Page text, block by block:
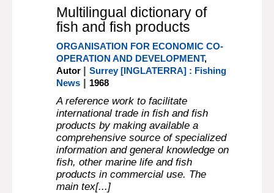
Multilingual dictionary of
fish and fish products
ORGANISATION FOR ECONOMIC CO-
OPERATION AND DEVELOPMENT,
Autor |Surrey [INGLATERRA] : Fishing
News | 1968
A reference work to facilitate
international trade in fish and fish
products by making available a
comprehensive source of specialized
information and general knowledge on
fish, other marine life and fish
products in commercial use. The
main tex[...]